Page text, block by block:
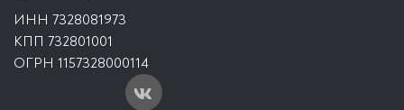
ИНН 7328081973
КПП 732801001
ОГРН 1157328000114